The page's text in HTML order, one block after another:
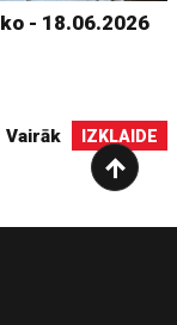
- 18.06.2026
Vairāk IZKLAIDE